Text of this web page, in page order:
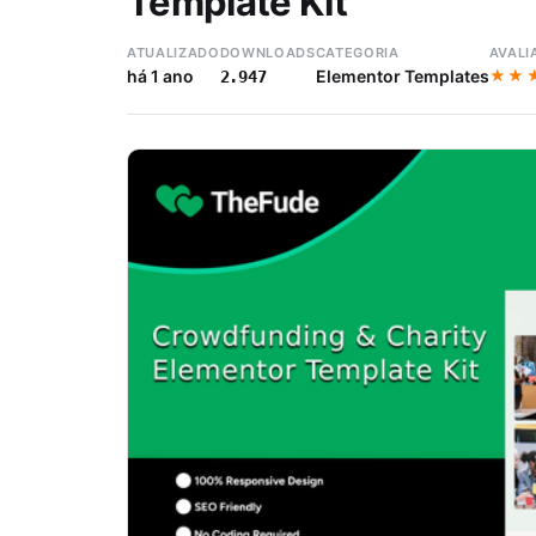
ATUALIZADO
há 1 ano
DOWNLOADS
2.947
CATEGORIA
Elementor Templates